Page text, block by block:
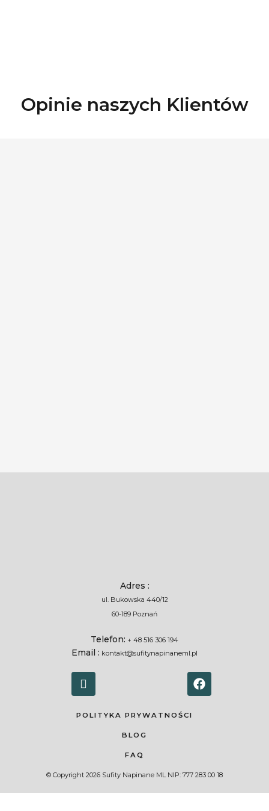
Opinie naszych Klientów
Adres :
ul. Bukowska 440/12
60-189 Poznań
Telefon: + 48 516 306 194
Email : kontakt@sufitynapinaneml.pl
POLITYKA PRYWATNOŚCI
BLOG
FAQ
© Copyright 2026 Sufity Napinane ML NIP: 777 283 00 18